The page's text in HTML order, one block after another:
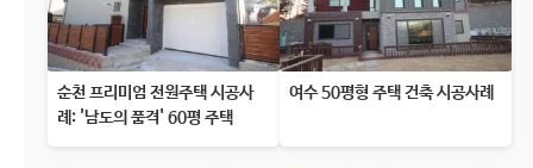
순천 프리미엄 전원주택 시공사
례: '남도의 품격' 60평 주택
여수 50평형 주택 건축 시공사례